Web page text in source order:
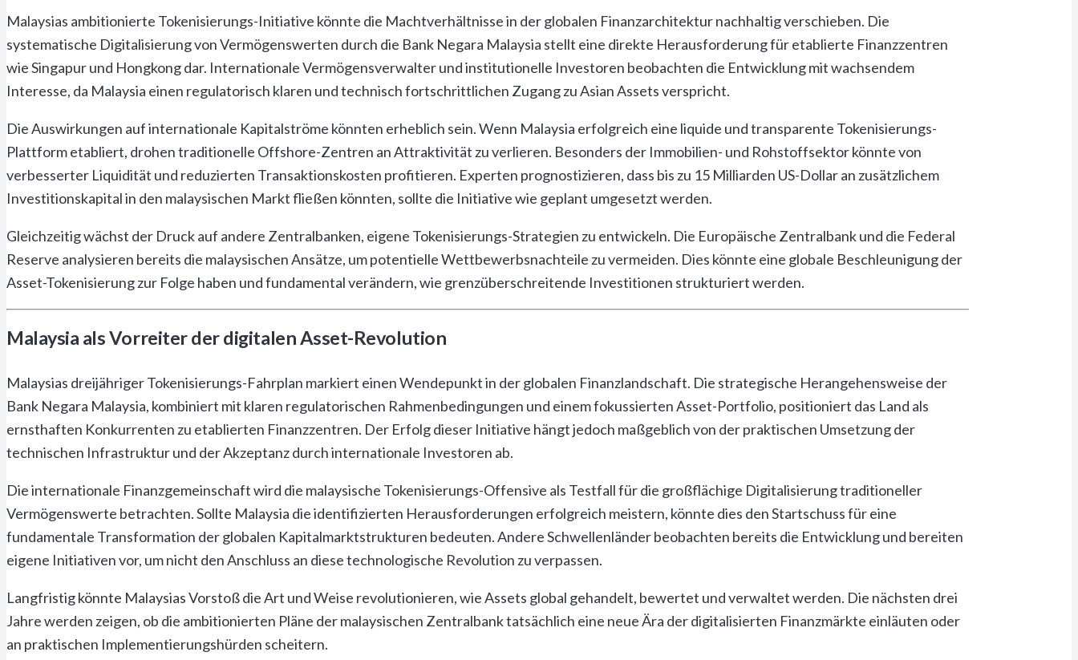
Malaysias ambitionierte Tokenisierungs-Initiative könnte die Machtverhältnisse in der globalen Finanzarchitektur nachhaltig verschieben. Die
systematische Digitalisierung von Vermögenswerten durch die Bank Negara Malaysia stellt eine direkte Herausforderung für etablierte Finanzzentren
wie Singapur und Hongkong dar. Internationale Vermögensverwalter und institutionelle Investoren beobachten die Entwicklung mit wachsendem
Interesse, da Malaysia einen regulatorisch klaren und technisch fortschrittlichen Zugang zu Asian Assets verspricht.
Die Auswirkungen auf internationale Kapitalströme könnten erheblich sein. Wenn Malaysia erfolgreich eine liquide und transparente Tokenisierungs-
Plattform etabliert, drohen traditionelle Offshore-Zentren an Attraktivität zu verlieren. Besonders der Immobilien- und Rohstoffsektor könnte von
verbesserter Liquidität und reduzierten Transaktionskosten profitieren. Experten prognostizieren, dass bis zu 15 Milliarden US-Dollar an zusätzlichem
Investitionskapital in den malaysischen Markt fließen könnten, sollte die Initiative wie geplant umgesetzt werden.
Gleichzeitig wächst der Druck auf andere Zentralbanken, eigene Tokenisierungs-Strategien zu entwickeln. Die Europäische Zentralbank und die Federal
Reserve analysieren bereits die malaysischen Ansätze, um potentielle Wettbewerbsnachteile zu vermeiden. Dies könnte eine globale Beschleunigung der
Asset-Tokenisierung zur Folge haben und fundamental verändern, wie grenzüberschreitende Investitionen strukturiert werden.
Malaysia als Vorreiter der digitalen Asset-Revolution
Malaysias dreijähriger Tokenisierungs-Fahrplan markiert einen Wendepunkt in der globalen Finanzlandschaft. Die strategische Herangehensweise der
Bank Negara Malaysia, kombiniert mit klaren regulatorischen Rahmenbedingungen und einem fokussierten Asset-Portfolio, positioniert das Land als
ernsthaften Konkurrenten zu etablierten Finanzzentren. Der Erfolg dieser Initiative hängt jedoch maßgeblich von der praktischen Umsetzung der
technischen Infrastruktur und der Akzeptanz durch internationale Investoren ab.
Die internationale Finanzgemeinschaft wird die malaysische Tokenisierungs-Offensive als Testfall für die großflächige Digitalisierung traditioneller
Vermögenswerte betrachten. Sollte Malaysia die identifizierten Herausforderungen erfolgreich meistern, könnte dies den Startschuss für eine
fundamentale Transformation der globalen Kapitalmarktstrukturen bedeuten. Andere Schwellenländer beobachten bereits die Entwicklung und bereiten
eigene Initiativen vor, um nicht den Anschluss an diese technologische Revolution zu verpassen.
Langfristig könnte Malaysias Vorstoß die Art und Weise revolutionieren, wie Assets global gehandelt, bewertet und verwaltet werden. Die nächsten drei
Jahre werden zeigen, ob die ambitionierten Pläne der malaysischen Zentralbank tatsächlich eine neue Ära der digitalisierten Finanzmärkte einläuten oder
an praktischen Implementierungshürden scheitern.